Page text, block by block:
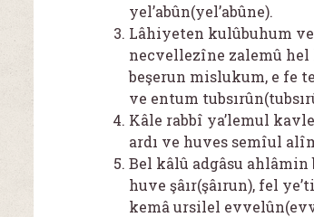
yel’abûn(yel’abûne).
Lâhiyeten kulûbuhum
necvellezîne zalemû hel
beşerun mislukum, e fe
ve entum
Kâle rabbî ya’lemul
ardı ve huves semîul
Bel kâlû adgâsu
huve şâır(şâırun), fel
kemâ ursilel